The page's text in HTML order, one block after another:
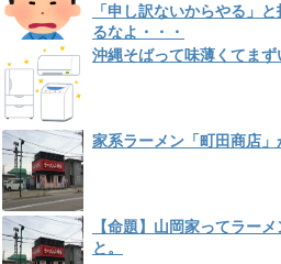
「申し訳ないからやる」
るなよ・・・
沖縄そばって味薄くてまず
家系ラーメン「町田商店
【命題】山岡家ってラー
と。